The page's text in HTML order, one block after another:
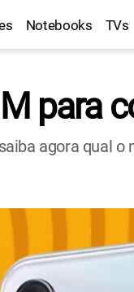
Notebooks TVs
para
agora qual